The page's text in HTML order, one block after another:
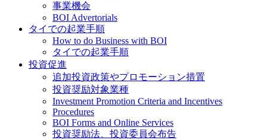
事業機会
BOI Advertorials
タイでの起業手順
How to do Business with BOI
タイでの起業手順
投資促進
追加投資政策やプロモーション措置
投資奨励対象業種
Investment Promotion Criteria and Incentives
Procedures
BOI Forms and Online Services
投資奨励法、投資委員会布告